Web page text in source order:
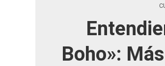
Boho»: